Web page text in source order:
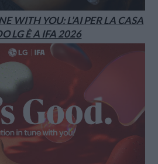
WITH YOU: L’AI PER LA CASA
LG È A IFA 2026